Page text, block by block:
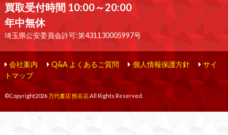
買取受付時間 10:00～20:00
年中無休
埼玉県公安委員会許可:第431130005997号
会社案内 Q&A よくあるご質問 個人情報保護方針
サイ
トマップ
©Copyright2026万代書店 熊谷店.All Rights Reserved.